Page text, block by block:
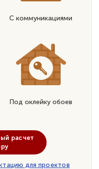
С коммуникациями
Под оклейку обоев
расчет
для проектов